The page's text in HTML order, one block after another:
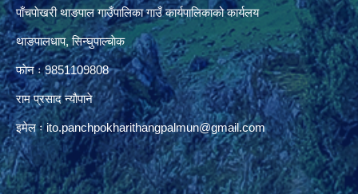
पाँचपाेखरी थाङपाल गाउँपालिका गाउँ कार्यपालिकाको कार्यलय
थाङपालधाप, सिन्घुपाल्चाेक
फाेन ः 9851109808
राम प्रसाद न्याैपाने
इमेल ःito.panchpokharithangpalmun@gmail.com